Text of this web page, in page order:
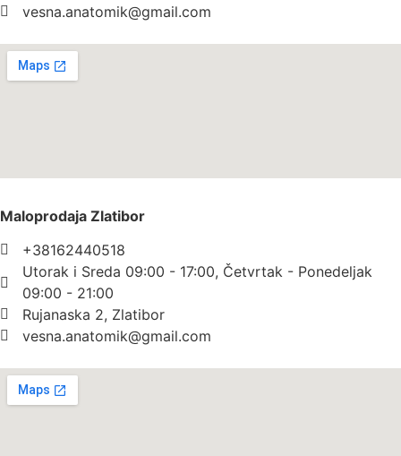
vesna.anatomik@gmail.com​
Maloprodaja Zlatibor
+38162440518
Utorak i Sreda 09:00 - 17:00, Četvrtak - Ponedeljak
09:00 - 21:00
Rujanaska 2, Zlatibor
vesna.anatomik@gmail.com​